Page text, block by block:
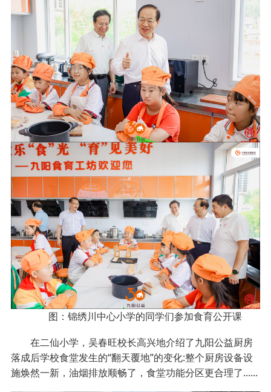
图：锦绣川中心小学的同学们参加食育公开课
在二仙小学，吴春旺校长高兴地介绍了九阳公益厨房
落成后学校食堂发生的“翻天覆地”的变化:整个厨房设备设
施焕然一新，油烟排放顺畅了，食堂功能分区更合理了......